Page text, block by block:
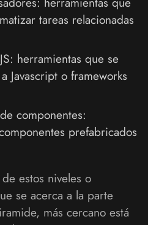
tareas relacionadas
herramientas que se
Javascript o frameworks
componentes:
prefabricados
estos niveles o
se acerca a la parte
más cercano está